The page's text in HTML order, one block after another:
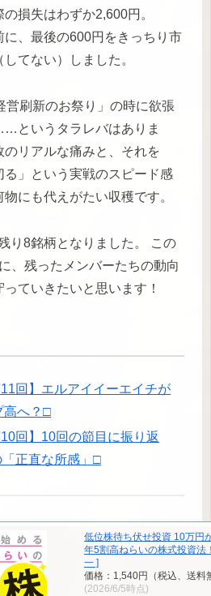
損失はわずか2,600円。
、最後の600円をきっちり市
てない）しました。
営刷新のお祭り」の時に欲張
というタラレバはありま
リアルな痛みと、それを
る」という実戦のスピード感
にも代えがたい収穫です。
り8銘柄となりました。 この
、残ったメンバーたちの動向
ていきたいと思います！
回】エルアイイーエイチが
高へ？□
回】10回の節目に振り返
正直な所感」□
低位株待ち伏せ投資 10万円
年5割高ねらいの株式投資
一 ]
価格：1,540円（税込、送料
(2026/6/5時点)